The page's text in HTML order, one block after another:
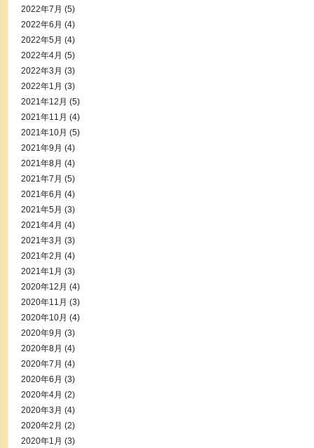
2022年7月 (5)
2022年6月 (4)
2022年5月 (4)
2022年4月 (5)
2022年3月 (3)
2022年1月 (3)
2021年12月 (5)
2021年11月 (4)
2021年10月 (5)
2021年9月 (4)
2021年8月 (4)
2021年7月 (5)
2021年6月 (4)
2021年5月 (3)
2021年4月 (4)
2021年3月 (3)
2021年2月 (4)
2021年1月 (3)
2020年12月 (4)
2020年11月 (3)
2020年10月 (4)
2020年9月 (3)
2020年8月 (4)
2020年7月 (4)
2020年6月 (3)
2020年4月 (2)
2020年3月 (4)
2020年2月 (2)
2020年1月 (3)